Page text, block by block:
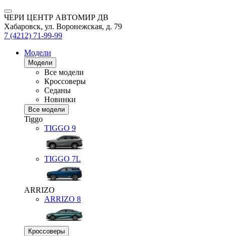
ЧЕРИ ЦЕНТР АВТОМИР ДВ
Хабаровск, ул. Воронежская, д. 79
7 (4212) 71-99-99
Модели
Модели
Все модели
Кроссоверы
Седаны
Новинки
Все модели
Tiggo
TIGGO 9
TIGGO 7L
ARRIZO
ARRIZO 8
Кроссоверы